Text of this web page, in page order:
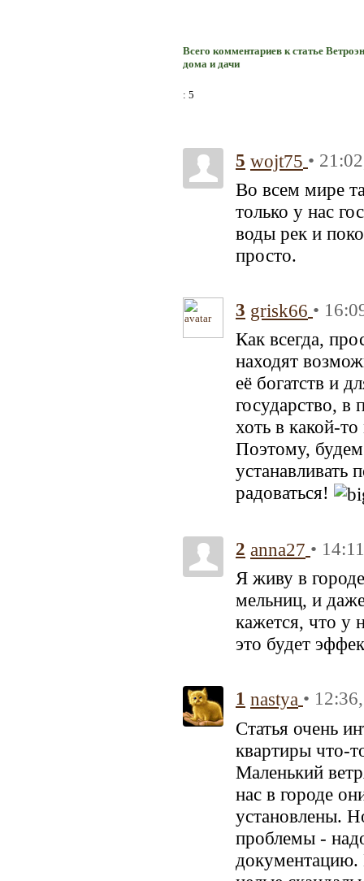
Всего комментариев к статье
дома и дачи
: 5
5 wojt75 •
Во всем мире
только у нас
воды рек и
просто.
3 grisk66 •
Как всегда,
находят
её богатств и
государство, в
хоть в какой-то
Поэтому, будем
устанавливать
радоваться!
2 anna27 •
Я живу в
мельниц, и
кажется, что у
это будет
1 nastya •
Статья очень
квартиры что-
Маленький
нас в городе
установлены.
проблемы -
документацию.